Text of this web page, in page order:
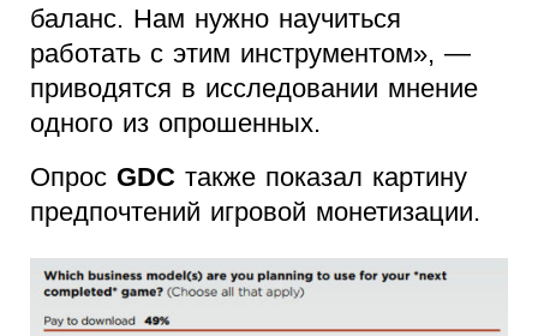
баланс. Нам нужно научиться
работать с этим инструментом», —
приводятся в исследовании мнение
одного из опрошенных.
Опрос GDC также показал картину
предпочтений игровой монетизации.